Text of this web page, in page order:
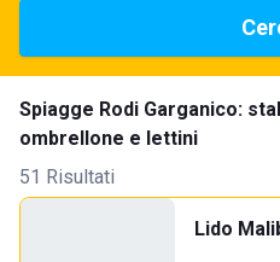
Spiagge Rodi Garganico:
ombrellone e lettini
51 Risultati
Lido